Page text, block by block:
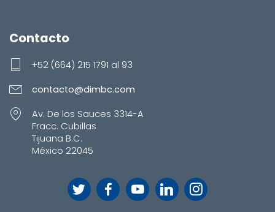
Contacto
+52 (664) 215 1791 al 93
contacto@dimbc.com
Av. De los Sauces 3314-A
Fracc. Cubillas
Tijuana B.C.
México 22045